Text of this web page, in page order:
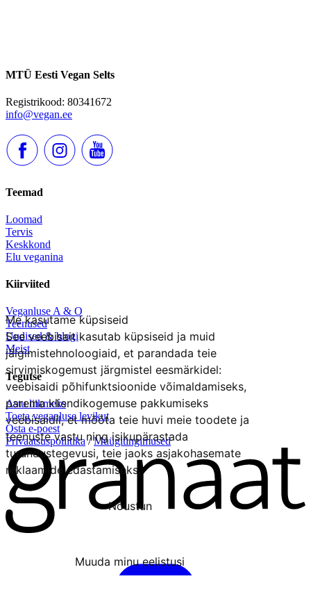
Me kasutame küpsiseid
See veebisait kasutab küpsiseid ja muid
jälgimistehnoloogiaid, et parandada teie
sirvimiskogemust järgmistel eesmärkidel:
veebisaidi põhifunktsioonide võimaldamiseks,
parema kliendikogemuse pakkumiseks
veebisaidil,et mõõta teie huvi meie toodete ja
teenuste vastu ning isikupärastada
turundustegevusi, teie jaoks asjakohasemate
reklaamide edastamiseks
Nõustun
Muuda minu eelistusi
MTÜ Eesti Vegan Selts
Registrikood: 80341672
info@vegan.ee
Teemad
Loomad
Tervis
Keskkond
Elu veganina
Kiirviited
Veganluse A & O
Teenused
Uudised & blogi
Meist
Tegutse
Astu liikmeks
Toeta veganluse levikut
Osta e-poest
Privaatsuspoliitika/Müügitingimused